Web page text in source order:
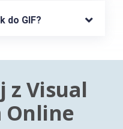
do GIF?
z Visual
Online